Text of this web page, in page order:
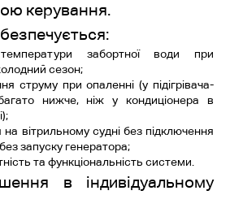
керування.
забортної води при
сезон;
струму при опаленні (у підігрівача-
нижче, ніж у кондиціонера в
вітрильному судні без підключення
запуску генератора;
та функціональність системи.
в індивідуальному